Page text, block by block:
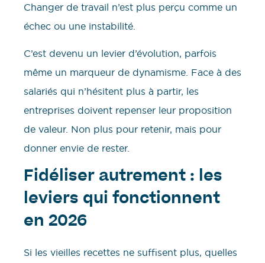
Changer de travail n’est plus perçu comme un
échec ou une instabilité.
C’est devenu un levier d’évolution, parfois
même un marqueur de dynamisme. Face à des
salariés qui n’hésitent plus à partir, les
entreprises doivent repenser leur proposition
de valeur. Non plus pour retenir, mais pour
donner envie de rester.
Fidéliser autrement : les
leviers qui fonctionnent
en 2026
Si les vieilles recettes ne suffisent plus, quelles